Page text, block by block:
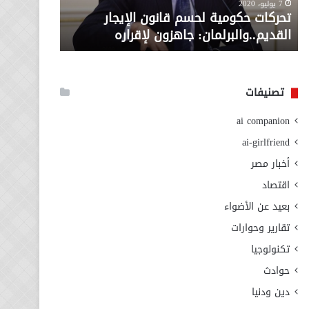
لإقراره
7 يوليو، 2020
تحركات حكومية لحسم قانون الإيجار
القديم..والبرلمان: جاهزون لإقراره
من
وزارة
الاجتماعي
تصنيفات
ai companion
ai-girlfriend
أخبار مصر
اقتصاد
بعيد عن الأضواء
تقارير وحوارات
تكنولوجيا
حوادث
دين ودنيا